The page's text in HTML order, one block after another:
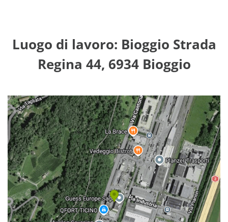
Luogo di lavoro: Bioggio Strada
Regina 44, 6934 Bioggio